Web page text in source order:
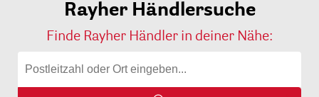
Rayher Händlersuche
Finde Rayher Händler in deiner Nähe: